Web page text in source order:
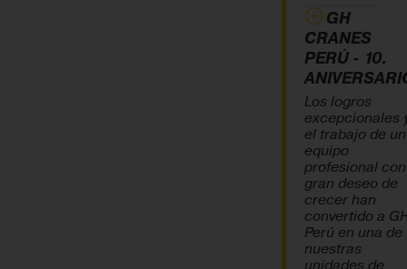
GH
CRANES
PERÚ - 10.
Los logros
excepcionales
el trabajo de un
equipo
profesional con
gran deseo de
crecer han
convertido a
Perú en una de
nuestras